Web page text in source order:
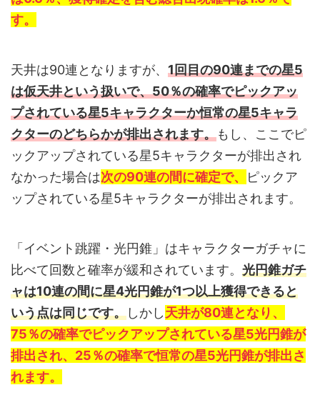
す。
天井は90連となりますが、 1回目の90連までの星5
は仮天井という扱いで、50％の確率でピックアッ
プされている星5キャラクターか恒常の星5キャラ
クターのどちらかが排出されます。もし、ここでピ
ックアップされている星5キャラクターが排出され
なかった場合は次の90連の間に確定で、
ピックア
ップされている星5キャラクターが排出されます。
「イベント跳躍・光円錐」はキャラクターガチャに
比べて回数と確率が緩和されています。 光円錐ガチ
ャは10連の間に星4光円錐が1つ以上獲得できると
いう点は同じです。しかし天井が80連となり、
75％の確率でピックアップされている星5光円錐が
排出され、25％の確率で恒常の星5光円錐が排出さ
れます。